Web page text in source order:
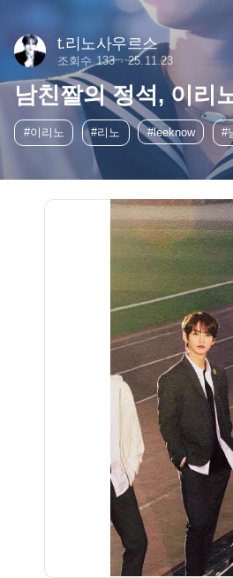
t.리노사우르스
조회수 133 25.11.23
남친짤의 정석, 이리
#이리노 #리노 #leeknow #